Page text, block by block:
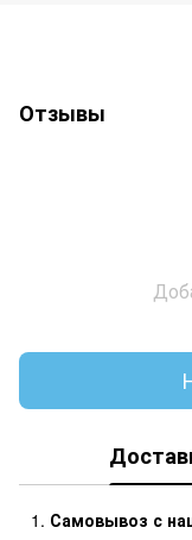
Отзывы
Самовывоз с